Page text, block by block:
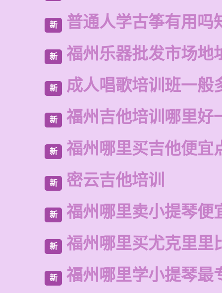
新 普通人学古筝有用吗
新 福州乐器批发市场地
新 成人唱歌培训班一般
新 福州吉他培训哪里好
新 福州哪里买吉他便宜
新 密云吉他培训
新 福州哪里卖小提琴便
新 福州哪里买尤克里里
新 福州哪里学小提琴最